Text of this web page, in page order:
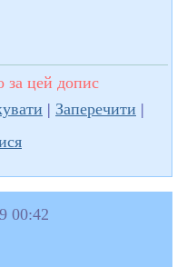
за цей допис
| Заперечити |
00:42